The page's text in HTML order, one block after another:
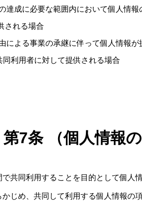
成に必要な範囲内において個人情報
される場合
よる事業の承継に伴って個人情報が
利用者に対して提供される場合
第7条 （個人情報の
共同利用することを目的として個人
じめ、共同して利用する個人情報の